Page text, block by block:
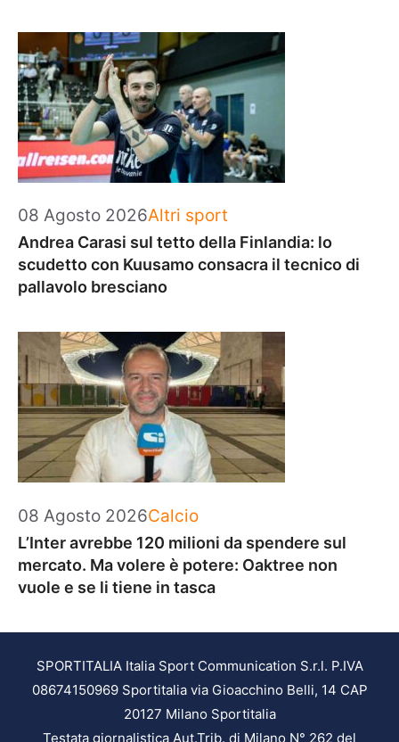
08 Agosto 2026Categorie
Altri sport
Andrea Carasi sul tetto della Finlandia: lo
scudetto con Kuusamo consacra il tecnico di
pallavolo bresciano
08 Agosto 2026Categorie
Calcio
L’Inter avrebbe 120 milioni da spendere sul
mercato. Ma volere è potere: Oaktree non
vuole e se li tiene in tasca
SPORTITALIA Italia Sport Communication S.r.l. P.IVA
08674150969 Sportitalia via Gioacchino Belli, 14 CAP
20127 Milano Sportitalia
Testata giornalistica Aut.Trib. di Milano N° 262 del